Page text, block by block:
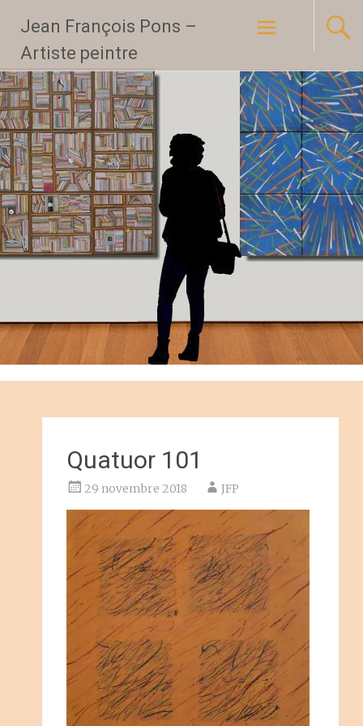
Jean François Pons –
Artiste peintre
Aller
au
principal
Quatuor 101
29 novembre 2018 JFP